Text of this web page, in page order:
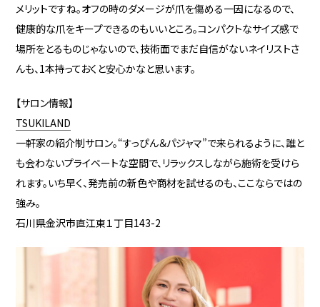
メリットですね。オフの時のダメージが爪を傷める一因になるので、
健康的な爪をキープできるのもいいところ。コンパクトなサイズ感で
場所をとるものじゃないので、技術面でまだ自信がないネイリストさ
んも、1本持っておくと安心かなと思います。
【サロン情報】
TSUKILAND
一軒家の紹介制サロン。“すっぴん＆パジャマ”で来られるように、誰と
も会わないプライベートな空間で、リラックスしながら施術を受けら
れます。いち早く、発売前の新色や商材を試せるのも、ここならではの
強み。
石川県金沢市直江東１丁目143-2